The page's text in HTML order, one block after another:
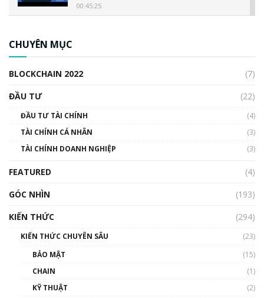
00:45:25
00:02:14
Nhìn lại năm 2022: Những sự kiện ảnh hưởng
đến hệ sinh thái tiền mã hoá | Phổ cập
CHUYÊN MỤC
BLOCKCHAIN 2022
(7)
ĐẦU TƯ
(22)
ĐẦU TƯ TÀI CHÍNH
(4)
TÀI CHÍNH CÁ NHÂN
(3)
TÀI CHÍNH DOANH NGHIỆP
(3)
FEATURED
(4)
GÓC NHÌN
(193)
KIẾN THỨC
(294)
KIẾN THỨC CHUYÊN SÂU
(23)
BẢO MẬT
(15)
CHAIN
(1)
KỸ THUẬT
(2)